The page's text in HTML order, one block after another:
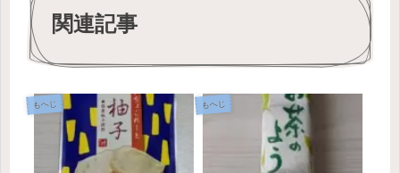
関連記事
もへじ もへじ